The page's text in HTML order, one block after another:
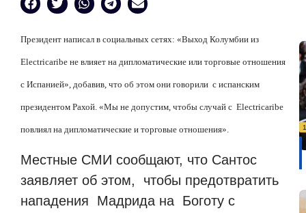
Президент написал в социальных сетях: «Выход Колумбии из
Electricaribe не влияет на дипломатические или торговые отношения
с Испанией», добавив, что об этом они говорили с испанским
президентом Рахой. «Мы не допустим, чтобы случай с Electricaribe
повлиял на дипломатические и торговые отношения».
Местные СМИ сообщают, что Сантос
заявляет об этом, чтобы предотвратить
нападения Мадрида на Боготу с